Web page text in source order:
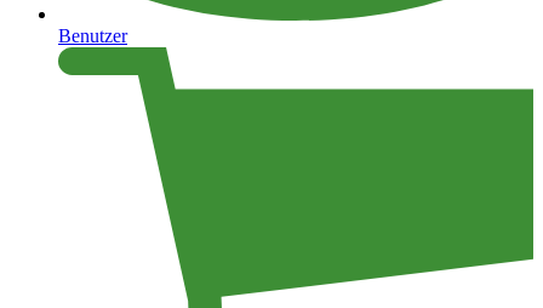
Benutzer